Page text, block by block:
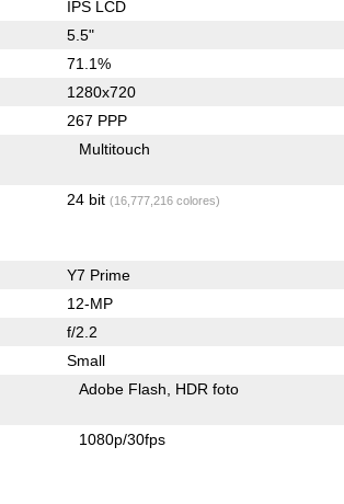
IPS LCD
5.5"
71.1%
1280x720
267 PPP
Multitouch
24 bit (16,777,216 colores)
Y7 Prime
12-MP
f/2.2
Small
Adobe Flash HDR foto
1080p/30fps